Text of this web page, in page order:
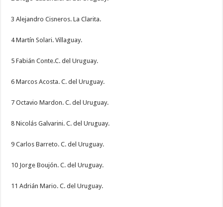
3 Alejandro Cisneros. La Clarita.
4 Martín Solari. Villaguay.
5 Fabián Conte.C. del Uruguay.
6 Marcos Acosta. C. del Uruguay.
7 Octavio Mardon. C. del Uruguay.
8 Nicolás Galvarini. C. del Uruguay.
9 Carlos Barreto. C. del Uruguay.
10 Jorge Boujón. C. del Uruguay.
11 Adrián Mario. C. del Uruguay.